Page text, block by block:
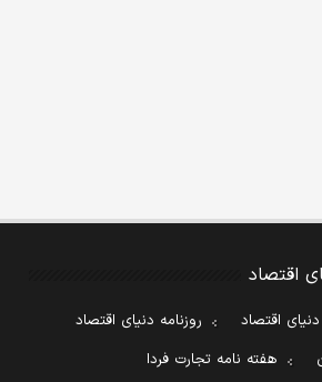
اقتصاد
اقتصاد
روزنامه دنیای اقتصاد
هفته نامه تجارت فردا